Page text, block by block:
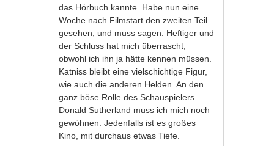
das Hörbuch kannte. Habe nun eine
Woche nach Filmstart den zweiten Teil
gesehen, und muss sagen: Heftiger und
der Schluss hat mich überrascht,
obwohl ich ihn ja hätte kennen müssen.
Katniss bleibt eine vielschichtige Figur,
wie auch die anderen Helden. An den
ganz böse Rolle des Schauspielers
Donald Sutherland muss ich mich noch
gewöhnen. Jedenfalls ist es großes
Kino, mit durchaus etwas Tiefe.